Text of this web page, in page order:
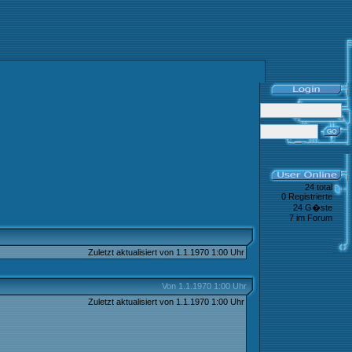
Zuletzt aktualisiert von 1.1.1970 1:00 Uhr
Von 1.1.1970 1:00 Uhr
Zuletzt aktualisiert von 1.1.1970 1:00 Uhr
24 total
0 Registrierte
24 G�ste
7 im Forum